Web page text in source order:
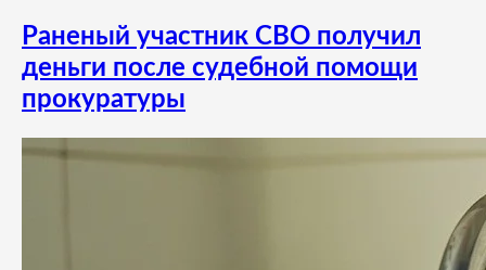
Раненый участник СВО получил
деньги после судебной помощи
прокуратуры